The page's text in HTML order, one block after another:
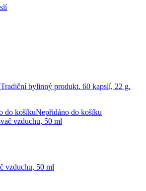
bylinný produkt. 60 kapslí, 22 g.
do košíkuNepřidáno do košíku
vzduchu, 50 ml